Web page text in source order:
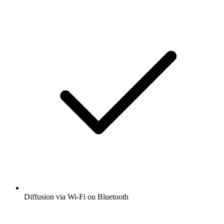
Diffusion via Wi-Fi ou Bluetooth